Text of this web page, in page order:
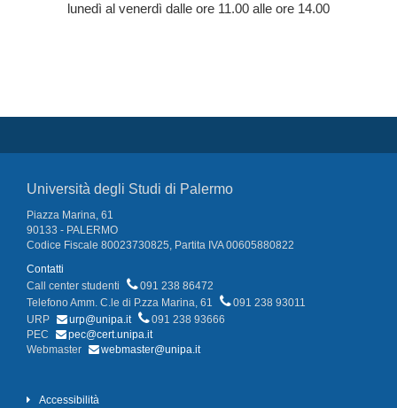
lunedì al venerdì dalle ore 11.00 alle ore 14.00
Università degli Studi di Palermo
Piazza Marina, 61
90133 - PALERMO
Codice Fiscale 80023730825, Partita IVA 00605880822
Contatti
Call center studenti
091 238 86472
Telefono Amm. C.le di P.zza Marina, 61
091 238 93011
URP
urp@unipa.it
091 238 93666
PEC
pec@cert.unipa.it
Webmaster
webmaster@unipa.it
Accessibilità